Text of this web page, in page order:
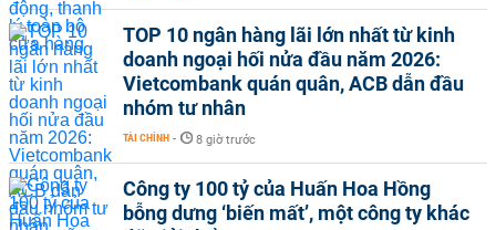
TOP 10 ngân hàng lãi lớn nhất từ kinh
doanh ngoại hối nửa đầu năm 2026:
Vietcombank quán quân, ACB dẫn đầu
nhóm tư nhân
TÀI CHÍNH - 8 giờ trước
Công ty 100 tỷ của Huấn Hoa Hồng
bỗng dưng ‘biến mất’, một công ty khác